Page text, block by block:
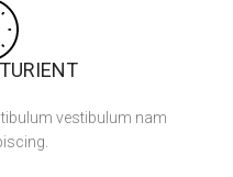
vestibulum nam